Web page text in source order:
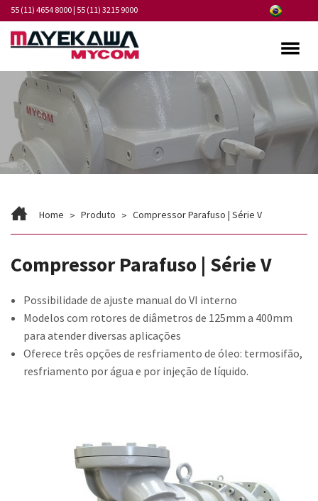
55 (11) 4654 8000| 55 (11) 3215 9000
Quem somos
Programa de Integridade
Mercados
Serviços
Fornecedores
Notícias
Contato
Trabalhe Conosco
Home Produto Compressor Parafuso | Série V
Compressor Parafuso | Série V
Possibilidade de ajuste manual do VI interno
Modelos com rotores de diâmetros de 125mm a 400mm
para atender diversas aplicações
Oferece três opções de resfriamento de óleo: termosifão,
resfriamento por água e por injeção de líquido.